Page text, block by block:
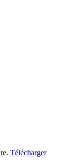
Télécharger